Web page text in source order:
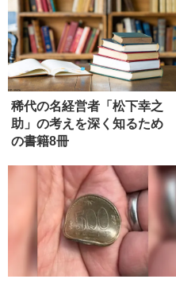
稀代の名経営者「松下幸之
助」の考えを深く知るため
の書籍8冊